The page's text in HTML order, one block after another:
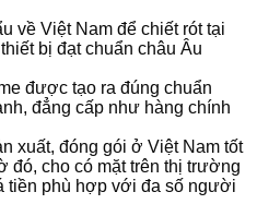
về Việt Nam để chiết rót tại
bị đạt chuẩn châu Âu
được tạo ra đúng chuẩn
đẳng cấp như hàng chính
xuất, đóng gói ở Việt Nam tốt
đó, cho có mặt trên thị trường
tiền phù hợp với đa số người